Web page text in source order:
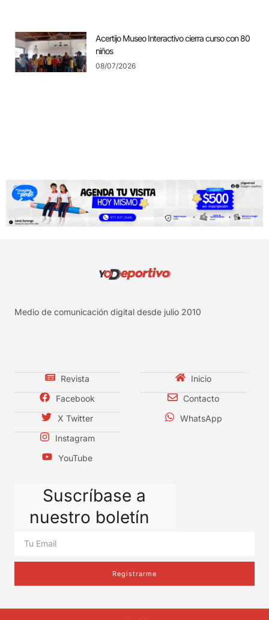
Acertijo Museo Interactivo cierra curso con 80
niños
08/07/2026
Medio de comunicación digital desde julio 2010
Revista
Facebook
X Twitter
Instagram
YouTube
Inicio
Contacto
WhatsApp
Suscríbase a
nuestro boletín
Registrarme